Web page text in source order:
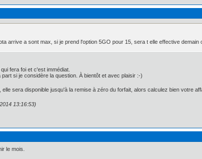
arrive a sont max, si je prend l'option 5GO pour 15, sera t elle effective
fera foi et c'est immédiat.
si je considère la question. À bientôt et avec plaisir :-)
elle sera disponible jusqu'à la remise à zéro du forfait, alors calculez bien votre
13:16:53)
le mois.